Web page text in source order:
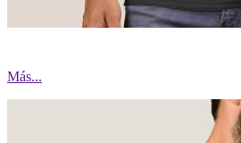
Más...